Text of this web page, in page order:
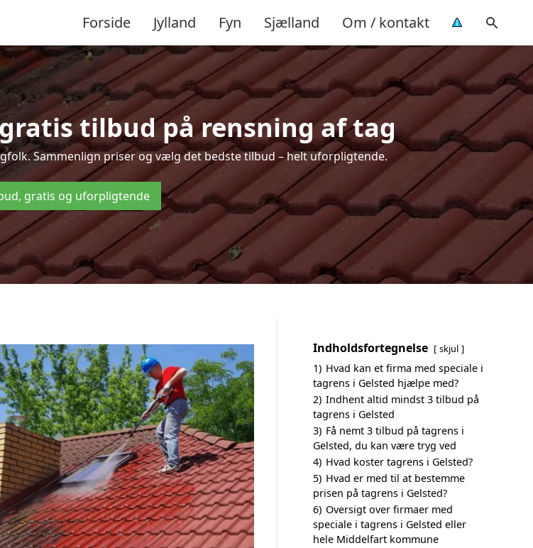
Forside Jylland Fyn Sjælland Om / kontakt
gratis tilbud på rensning af tag
Sammenlign priser og vælg det bedste tilbud – helt uforpligtende.
gratis og uforpligtende
Indholdsfortegnelse skjul
1) Hvad kan et firma med speciale i
tagrens i Gelsted hjælpe med?
2) Indhent altid mindst 3 tilbud på
tagrens i Gelsted
3) Få nemt 3 tilbud på tagrens i
Gelsted, du kan være tryg ved
4) Hvad koster tagrens i Gelsted?
5) Hvad er med til at bestemme
prisen på tagrens i Gelsted?
6) Oversigt over firmaer med
speciale i tagrens i Gelsted eller
hele Middelfart kommune